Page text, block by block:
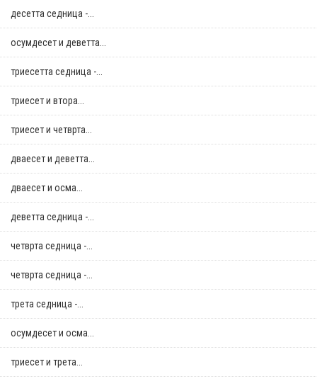
десетта седница -...
осумдесет и деветта...
триесетта седница -...
триесет и втора...
триесет и четврта...
дваесет и деветта...
дваесет и осма...
деветта седница -...
четврта седница -...
четврта седница -...
трета седница -...
осумдесет и осма...
триесет и трета...